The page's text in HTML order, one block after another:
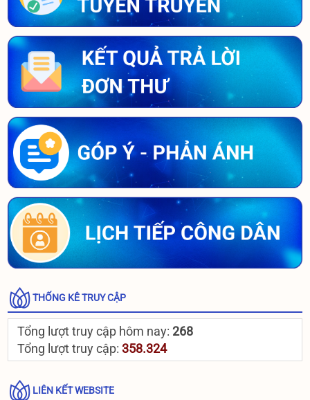
THỐNG KÊ TRUY CẬP
Tổng lượt truy cập hôm nay: 268
Tổng lượt truy cập:358.324
LIÊN KẾT WEBSITE